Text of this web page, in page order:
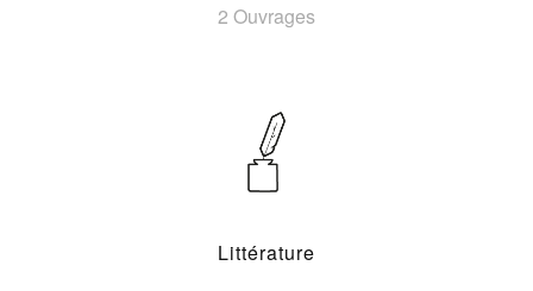
2 Ouvrages
Littérature